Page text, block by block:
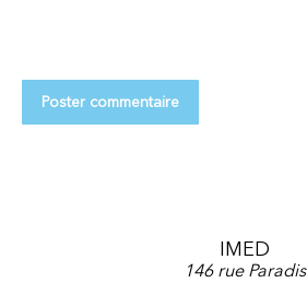
Poster commentaire
IMED
146 rue Paradis